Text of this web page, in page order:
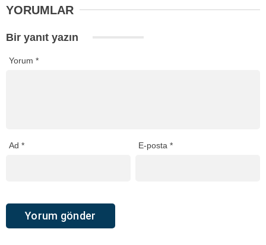
YORUMLAR
Bir yanıt yazın
Yorum *
Ad * E-posta*